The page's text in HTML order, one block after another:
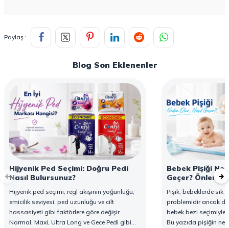
Paylaş :
Blog Son Eklenenler
Hijyenik Ped Seçimi: Doğru Pedi
Nasıl Bulursunuz?
Hijyenik ped seçimi; regl akışının yoğunluğu,
emicilik seviyesi, ped uzunluğu ve cilt
hassasiyeti gibi faktörlere göre değişir.
Normal, Maxi, Ultra Long ve Gece Pedi gibi
Bebek Pişiği
Geçer? Önleme
Pişik, bebeklerde sık
problemidir ancak
bebek bezi seçimiyle
Bu yazıda pişiğin